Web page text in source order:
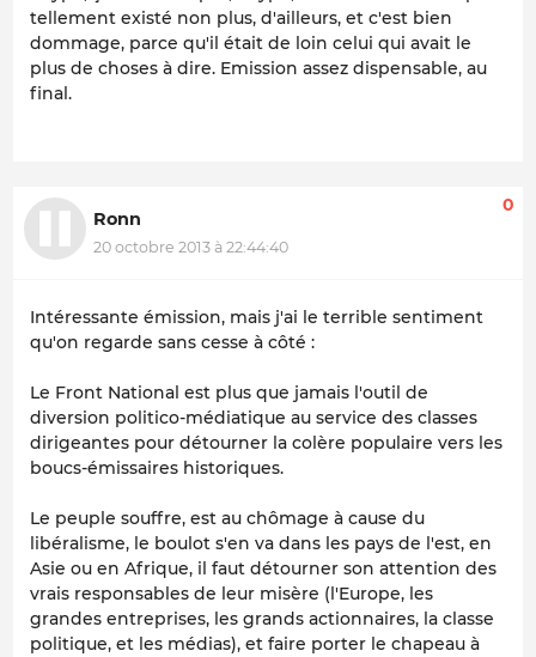
tellement existé non plus, d'ailleurs, et c'est bien
dommage, parce qu'il était de loin celui qui avait le
plus de choses à dire. Emission assez dispensable, au
final.
Ronn
20 octobre 2013 à 22:44:40
0
Intéressante émission, mais j'ai le terrible sentiment
qu'on regarde sans cesse à côté :
Le Front National est plus que jamais l'outil de
diversion politico-médiatique au service des classes
dirigeantes pour détourner la colère populaire vers les
boucs-émissaires historiques.
Le peuple souffre, est au chômage à cause du
libéralisme, le boulot s'en va dans les pays de l'est, en
Asie ou en Afrique, il faut détourner son attention des
vrais responsables de leur misère (l'Europe, les
grandes entreprises, les grands actionnaires, la classe
politique, et les médias), et faire porter le chapeau à